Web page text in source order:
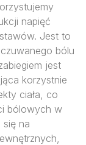
napięć
Jest to
bólu
jest
korzystnie
ciała, co
bólowych w
się na